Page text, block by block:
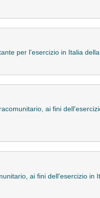
per l'esercizio in Italia
ai fini
ai fini dell'esercizio in